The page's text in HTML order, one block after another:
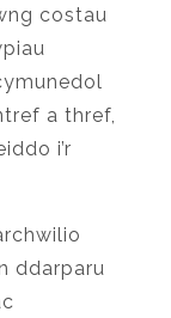
costau
a thref,
i’r
ddarparu